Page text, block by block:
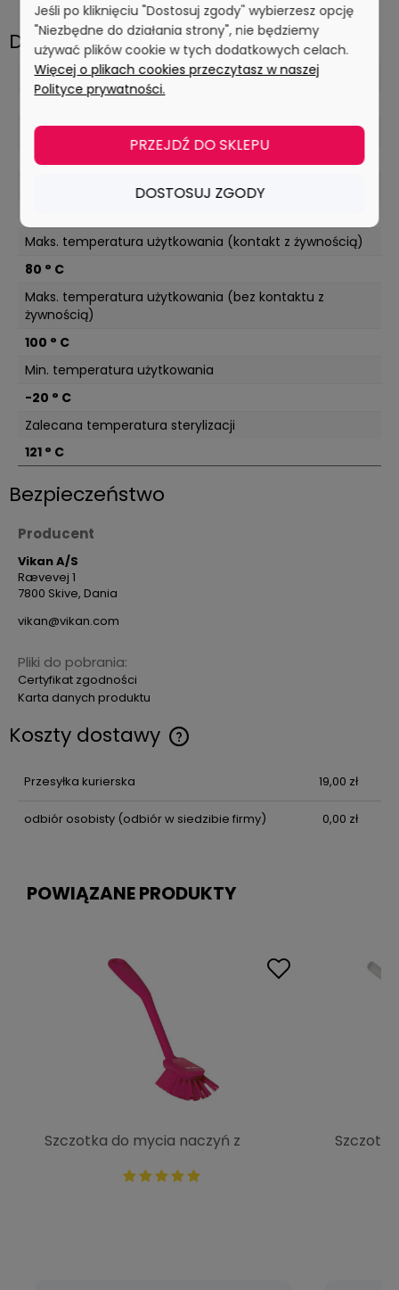
Dane techniczne
Maks. wartość pH w stężeniu użytkowym
10,5 pH
Min. wartość pH w stężeniu użytkowym
2 pH
Maks. temperatura czyszczenia (zmywarka)
Maks. temperatura użytkowania (kontakt z żywnością)
80 ° C
Maks. temperatura użytkowania (bez kontaktu z
żywnością)
100 ° C
Min. temperatura użytkowania
-20 ° C
Zalecana temperatura sterylizacji
121 ° C
Bezpieczeństwo
Producent
Vikan A/S
Rævevej 1
7800 Skive, Dania
vikan@vikan.com
Pliki do pobrania:
Certyfikat zgodności
Karta danych produktu
Koszty dostawy
Przesyłka kurierska 19,00 zł
odbiór osobisty(odbiór w siedzibie firmy) 0,00 zł
POWIĄZANE PRODUKTY
Szczotka do mycia naczyń z
krawędzią skrobiącą. średnia
różowa | VIKAN 42371
Jeśli po kliknięciu "Dostosuj zgody" wybierzesz opcję
"Niezbędne do działania strony", nie będziemy
używać plików cookie w tych dodatkowych celach.
Więcej o plikach cookies przeczytasz w naszej
Polityce prywatności.
PRZEJDŹ DO SKLEPU
DOSTOSUJ ZGODY